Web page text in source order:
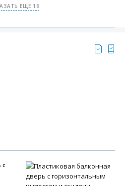
ЕЩЕ 18
с